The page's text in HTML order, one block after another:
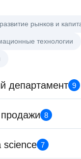
рынков и
технологии
департамент 9
компетенций продаж
департамент
8
крупному
продажи
science 7